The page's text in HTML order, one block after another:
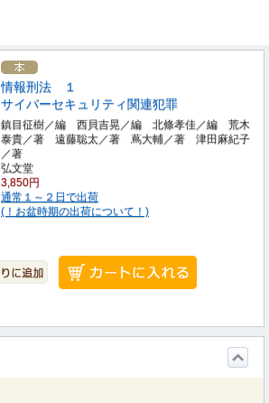
情報刑法 １
サイバーセキュリティ関連犯罪
鎮目征樹／編 西貝吉晃／編 北條孝佳／編 荒木
泰貴／著 遠藤聡太／著 蔦大輔／著 津田麻紀子
／著
弘文堂
3,850円
通常１～２日で出荷
(！お盆時期の出荷について！)